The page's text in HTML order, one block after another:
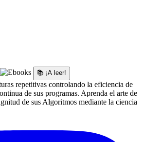
📚 ¡A leer!
repetitivas controlando la eficiencia de
de sus programas. Aprenda el arte de
de sus Algoritmos mediante la ciencia